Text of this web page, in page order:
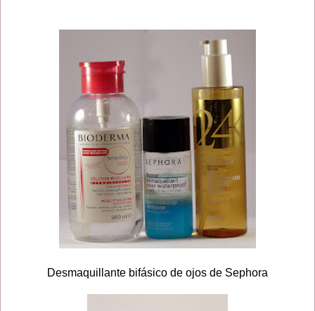
Desmaquillante bifásico de ojos de Sephora